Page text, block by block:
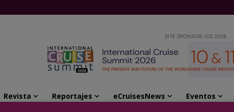
SITE SPONSOR: ICS 2026
Revista Reportajes eCruisesNews Eventos